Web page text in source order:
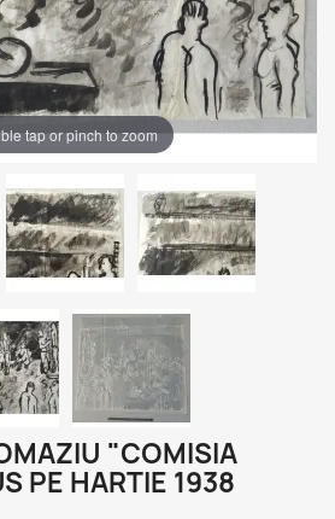
tap or pinch to zoom
"COMISIA
PE HARTIE 1938